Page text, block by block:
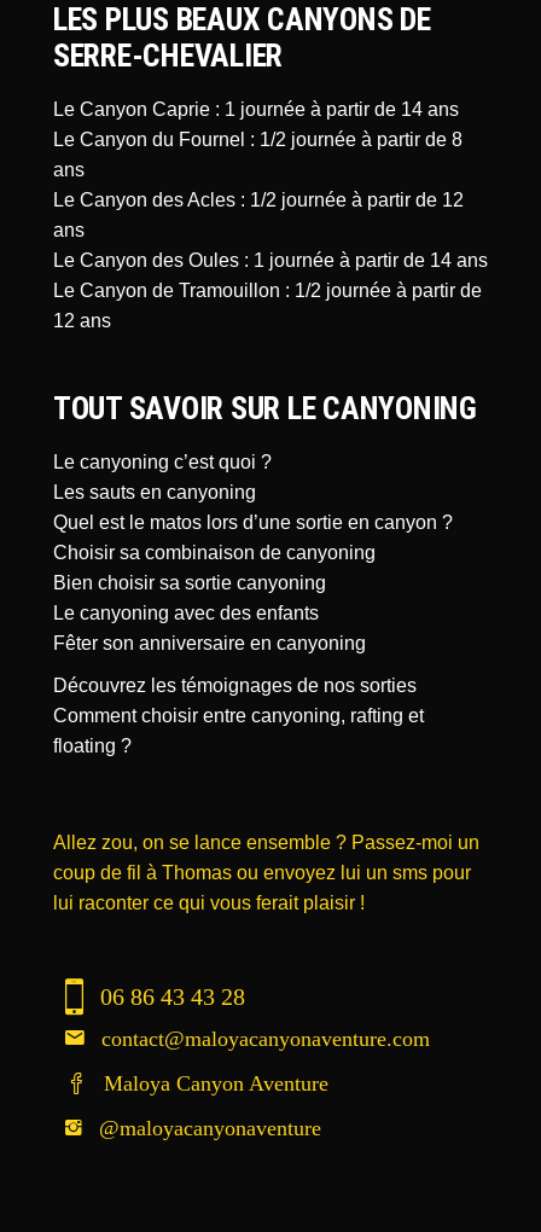
LES PLUS BEAUX CANYONS DE
SERRE-CHEVALIER
Le Canyon Caprie : 1 journée à partir de 14 ans
Le Canyon du Fournel : 1/2 journée à partir de 8
ans
Le Canyon des Acles : 1/2 journée à partir de 12
ans
Le Canyon des Oules : 1 journée à partir de 14 ans
Le Canyon de Tramouillon : 1/2 journée à partir de
12 ans
TOUT SAVOIR SUR LE CANYONING
Le canyoning c’est quoi ?
Les sauts en canyoning
Quel est le matos lors d’une sortie en canyon ?
Choisir sa combinaison de canyoning
Bien choisir sa sortie canyoning
Le canyoning avec des enfants
Fêter son anniversaire en canyoning
Découvrez les témoignages de nos sorties
Comment choisir entre canyoning, rafting et
floating ?
Allez zou, on se lance ensemble ? Passez-moi un
coup de fil à Thomas ou envoyez lui un sms pour
lui raconter ce qui vous ferait plaisir !
06 86 43 43 28
contact@maloyacanyonaventure.com
Maloya Canyon Aventure
@maloyacanyonaventure